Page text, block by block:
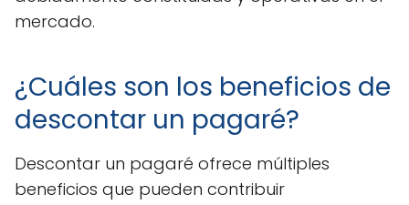
mercado.
¿Cuáles son los beneficios de
descontar un pagaré?
Descontar un pagaré ofrece múltiples
beneficios que pueden contribuir